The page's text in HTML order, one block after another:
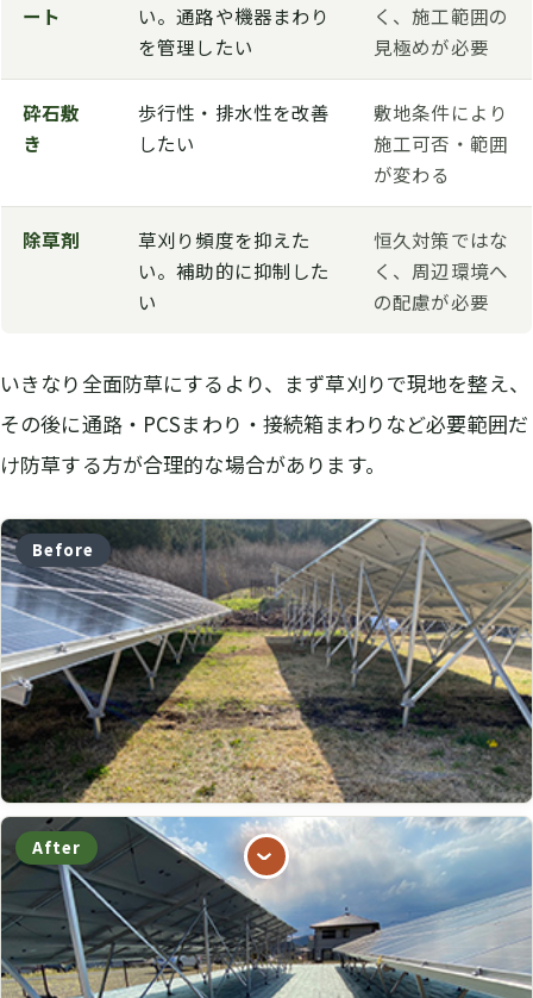
ート
い。通路や機器まわり
を管理したい
く、施工範囲の
見極めが必要
砕石敷
き
歩行性・排水性を改善
したい
敷地条件により
施工可否・範囲
が変わる
除草剤
草刈り頻度を抑えた
い。補助的に抑制した
い
恒久対策ではな
く、周辺環境へ
の配慮が必要
いきなり全面防草にするより、まず草刈りで現地を整え、
その後に通路・PCSまわり・接続箱まわりなど必要範囲だ
け防草する方が合理的な場合があります。
Before
After